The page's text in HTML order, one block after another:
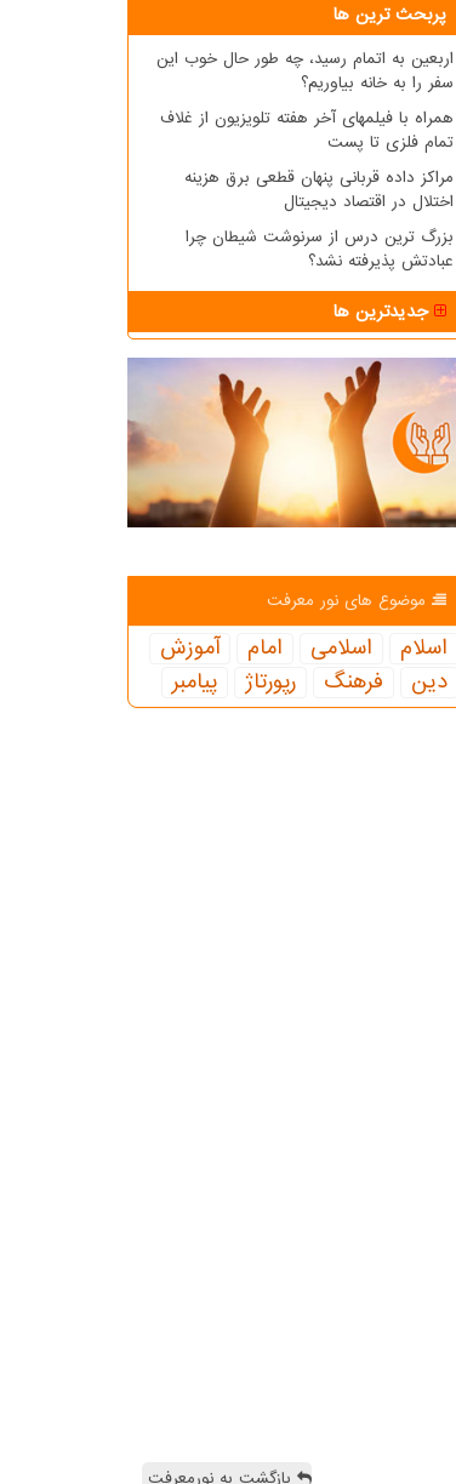
پربحث ترین ها
اربعین به اتمام رسید، چه طور حال خوب این
سفر را به خانه بیاوریم؟
همراه با فیلمهای آخر هفته تلویزیون از غلاف
تمام فلزی تا پست
مراکز داده قربانی پنهان قطعی برق هزینه
اختلال در اقتصاد دیجیتال
بزرگ ترین درس از سرنوشت شیطان چرا
عبادتش پذیرفته نشد؟
جدیدترین ها
موضوع های نور معرفت
اسلام اسلامی امام
آموزش
دین
فرهنگ رپورتاژ پیامبر
بازگشت به نورمعرفت